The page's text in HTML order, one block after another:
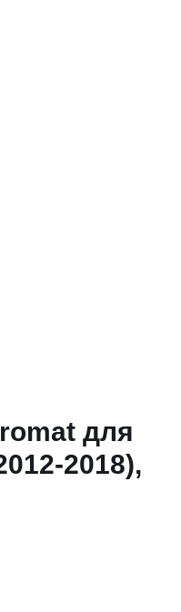
для
2018),